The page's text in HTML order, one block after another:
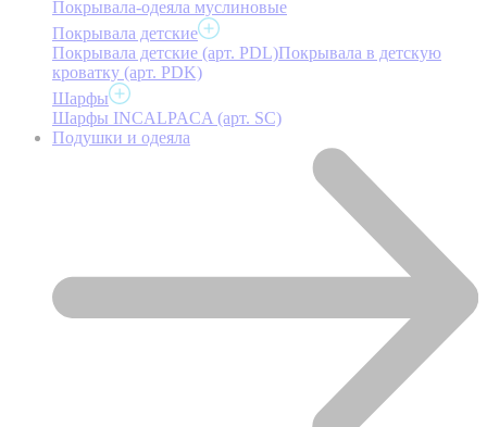
Покрывала-одеяла муслиновые
Покрывала детские
Покрывала детские (арт. PDL)Покрывала в детскую
кроватку (арт. PDK)
Шарфы
Шарфы INCALPACA (арт. SC)
Подушки и одеяла